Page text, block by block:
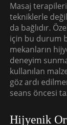
Masaj
tekniklerle
da bağlıdır.
için bu durum
mekanların
deneyim
kullanılan
göz ardı
seans öncesi
Hijyenik